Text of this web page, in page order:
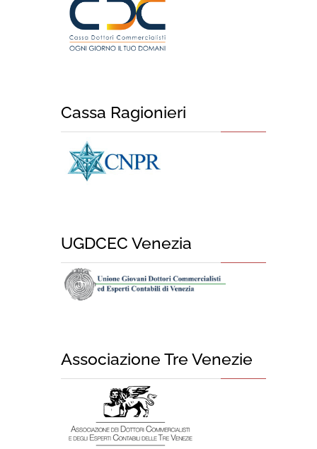
Cassa Ragionieri
UGDCEC Venezia
Associazione Tre Venezie